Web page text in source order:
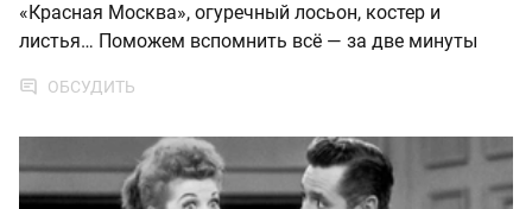
«Красная Москва», огуречный лосьон, костер и
листья… Поможем вспомнить всё — за две минуты
ОБСУДИТЬ